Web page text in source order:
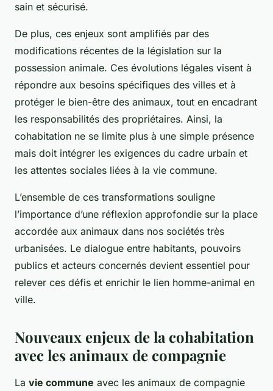
sain et sécurisé.
De plus, ces enjeux sont amplifiés par des
modifications récentes de la législation sur la
possession animale. Ces évolutions légales visent à
répondre aux besoins spécifiques des villes et à
protéger le bien-être des animaux, tout en encadrant
les responsabilités des propriétaires. Ainsi, la
cohabitation ne se limite plus à une simple présence
mais doit intégrer les exigences du cadre urbain et
les attentes sociales liées à la vie commune.
L’ensemble de ces transformations souligne
l’importance d’une réflexion approfondie sur la place
accordée aux animaux dans nos sociétés très
urbanisées. Le dialogue entre habitants, pouvoirs
publics et acteurs concernés devient essentiel pour
relever ces défis et enrichir le lien homme-animal en
ville.
Nouveaux enjeux de la cohabitation
avec les animaux de compagnie
La vie commune avec les animaux de compagnie